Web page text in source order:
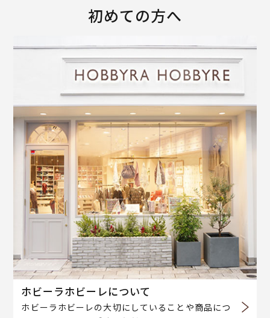
初めての方へ
ホビーラホビーレについて
ホビーラホビーレの大切にしていることや商品につ